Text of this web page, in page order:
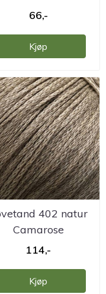
66,-
Kjøp
402 natur
Camarose
114,-
Kjøp